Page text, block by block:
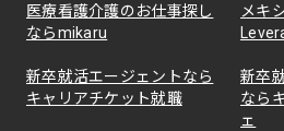
医療看護介護のお仕事探し
ならmikaru
メキ
新卒就活エージェントなら
キャリアチケット就職
新卒
なら
ェ